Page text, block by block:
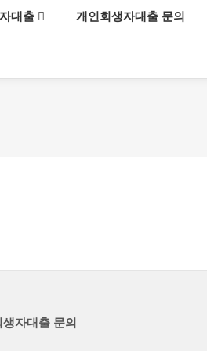
대출 개인회생자대출 문의
자대출 문의